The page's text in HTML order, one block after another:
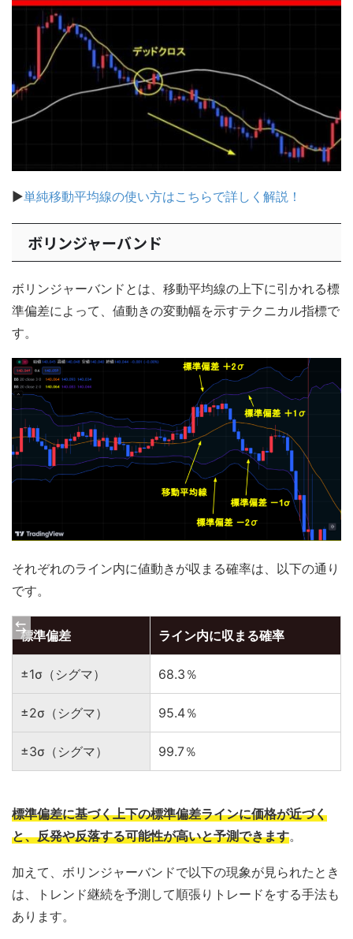
▶単純移動平均線の使い方はこちらで詳しく解説！
ボリンジャーバンド
ボリンジャーバンドとは、移動平均線の上下に引かれる標
準偏差によって、値動きの変動幅を示すテクニカル指標で
す。
それぞれのライン内に値動きが収まる確率は、以下の通り
です。
標準偏差 ライン内に収まる確率
±1σ（シグマ） 68.3％
±2σ（シグマ） 95.4％
±3σ（シグマ） 99.7％
標準偏差に基づく上下の標準偏差ラインに価格が近づく
と、反発や反落する可能性が高いと予測できます。
加えて、ボリンジャーバンドで以下の現象が見られたとき
は、トレンド継続を予測して順張りトレードをする手法も
あります。